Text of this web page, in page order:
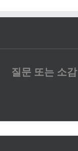
질문 또는 소감